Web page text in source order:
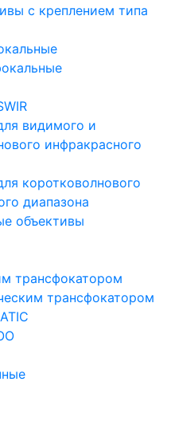
с креплением типа
видимого и
инфракрасного
коротковолнового
диапазона
объективы
трансфокатором
трансфокатором